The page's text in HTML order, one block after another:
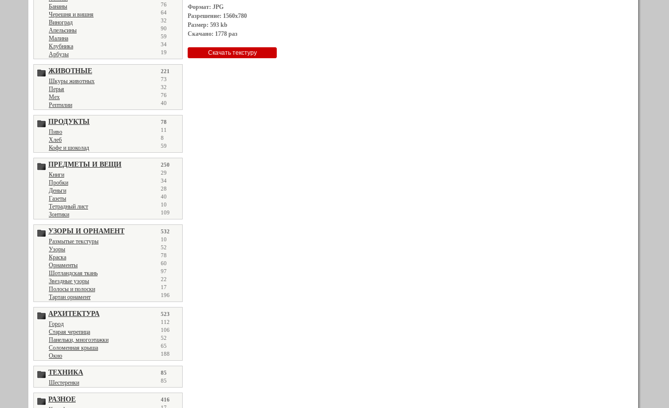
Бананы 76
Черешня и вишня 64
Виноград 32
Апельсины 90
Малина 59
Клубника 34
Арбузы 19
ЖИВОТНЫЕ 221
Шкуры животных 73
Перья 32
Мех 76
Рептилии 40
ПРОДУКТЫ 78
Пиво 11
Хлеб 8
Кофе и шоколад 59
ПРЕДМЕТЫ И ВЕЩИ 250
Книги 29
Пробки 34
Деньги 28
Газеты 40
Тетрадный лист 10
Зонтики 109
УЗОРЫ И ОРНАМЕНТ 532
Размытые текстуры 10
Узоры 52
Краска 78
Орнаменты 60
Шотландская ткань 97
Звездные узоры 22
Полосы и полоски 17
Тартан орнамент 196
АРХИТЕКТУРА 523
Город 112
Старая черепица 106
Панельки, многоэтажки 52
Соломенная крыша 65
Окно 188
ТЕХНИКА 85
Шестеренки 85
РАЗНОЕ 416
Формат: JPG
Разрешение: 1560x780
Размер: 593 kb
Скачано: 1778 раз